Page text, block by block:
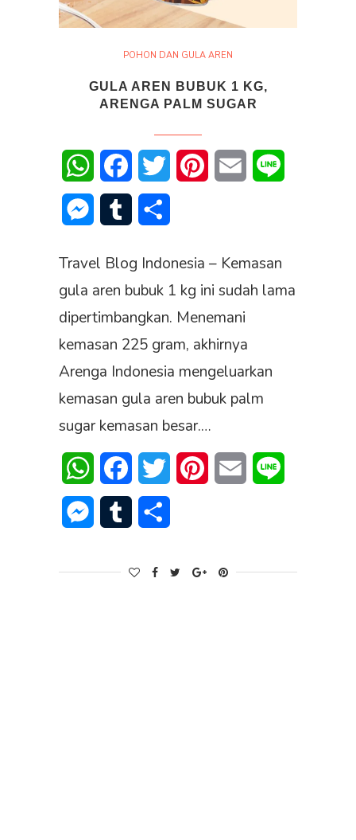
POHON DAN GULA AREN
GULA AREN BUBUK 1 KG,
ARENGA PALM SUGAR
WhatsAppFacebookTwitter PinterestEmail
Messenger
Tumblr
Travel Blog Indonesia – Kemasan
gula aren bubuk 1 kg ini sudah lama
dipertimbangkan. Menemani
kemasan 225 gram, akhirnya
Arenga Indonesia mengeluarkan
kemasan gula aren bubuk palm
sugar kemasan besar.…
WhatsAppFacebookTwitter PinterestEmail
Messenger
Tumblr